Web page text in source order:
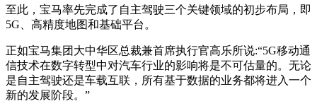
至此，宝马率先完成了自主驾驶三个关键领域的初步布局，即
5G、高精度地图和基础平台。
正如宝马集团大中华区总裁兼首席执行官高乐所说:“5G移动通
信技术在数字转型中对汽车行业的影响将是不可估量的。无论
是自主驾驶还是车载互联，所有基于数据的业务都将进入一个
新的发展阶段。”